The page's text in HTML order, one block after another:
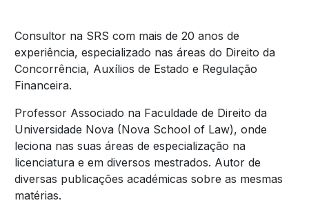
Consultor na SRS com mais de 20 anos de
experiência, especializado nas áreas do Direito da
Concorrência, Auxílios de Estado e Regulação
Financeira.
Professor Associado na Faculdade de Direito da
Universidade Nova (Nova School of Law), onde
leciona nas suas áreas de especialização na
licenciatura e em diversos mestrados. Autor de
diversas publicações académicas sobre as mesmas
matérias.